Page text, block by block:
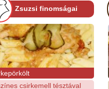
Zsuzsi finomságai
csirkemell tésztával